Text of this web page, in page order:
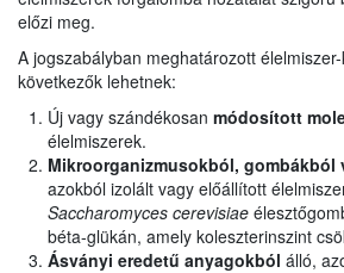
előzi meg.
A jogszabályban meghatározott
következők lehetnek:
Új vagy szándékosan módosított
élelmiszerek.
Mikroorganizmusokból, gombákból
azokból izolált vagy előállított
Saccharomyces cerevisiae
béta-glükán, amely koleszterinszint
Ásványi eredetű anyagokból álló,